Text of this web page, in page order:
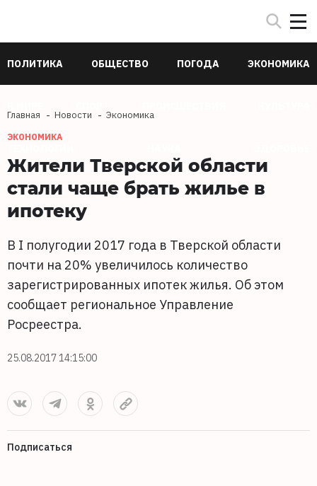
ПОЛИТИКА ОБЩЕСТВО ПОГОДА ЭКОНОМИКА
Главная Новости Экономика
ЭКОНОМИКА
Жители Тверской области
стали чаще брать жилье в
ипотеку
В I полугодии 2017 года в Тверской области
почти на 20% увеличилось количество
зарегистрированных ипотек жилья. Об этом
сообщает региональное Управление
Росреестра.
25.08.2017 14:15:00
Подписаться